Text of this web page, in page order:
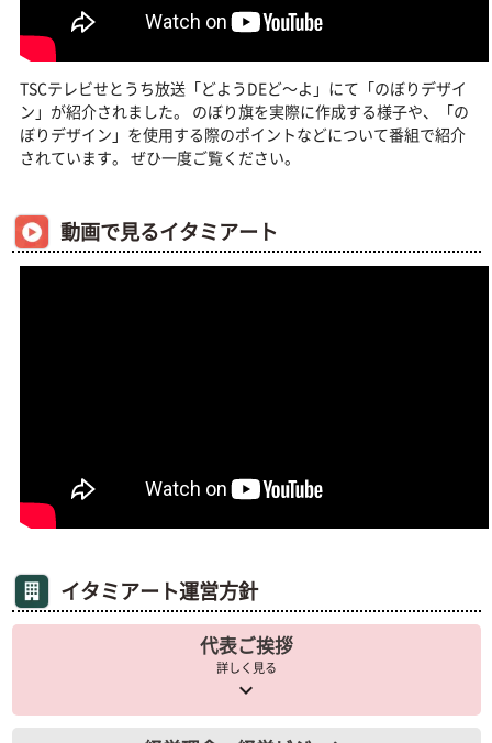
TSCテレビせとうち放送「どようDEど〜よ」にて「のぼりデザイ
ン」が紹介されました。 のぼり旗を実際に作成する様子や、「の
ぼりデザイン」を使用する際のポイントなどについて番組で紹介
されています。 ぜひ一度ご覧ください。
動画で見るイタミアート
イタミアート運営方針
代表ご挨拶
詳しく見る
keyboard_arrow_down